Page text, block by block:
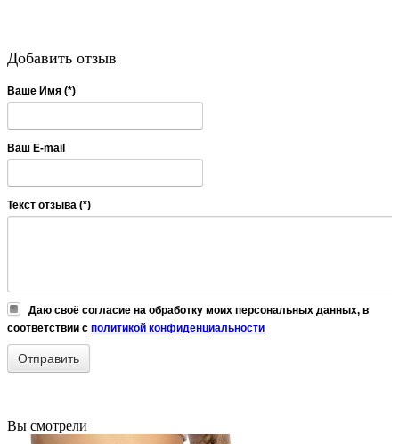
Добавить отзыв
Ваше Имя (*)
Ваш E-mail
Текст отзыва (*)
Даю своё согласие на обработку моих персональных данных, в
соответствии с политикой конфиденциальности
Вы смотрели